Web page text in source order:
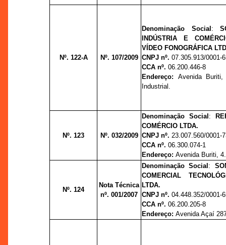
Nº. 122-A Nº. 107/2009
Denominação Social :
INDÚSTRIA E
VÍDEO FONOGRÁFICA
CNPJ nº. 07.305.913/0001-
CCA nº. 06.200.446-8
Endereço: Avenida
Industrial.
Nº. 123 Nº. 032/2009
Denominação Social :
COMÉRCIO LTDA.
CNPJ nº. 23.007.560/0001-
CCA nº. 06.300.074-1
Endereço:Avenida Buriti,
Nº. 124
Nota Técnica
nº. 001/2007
Denominação Social :
COMERCIAL
LTDA.
CNPJ nº. 04.448.352/0001-
CCA nº. 06.200.205-8
Endereço:Avenida Açaí